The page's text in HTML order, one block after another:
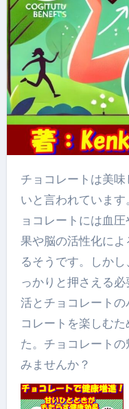
チョコレートは美味しいだけでなく、健康にも良
いと言われていま
ョコレートには血
果や脳の活性化に
るそうです。しか
っかりと押さえる
活とチョコレート
コレートを楽しむ
た。チョコレート
みませんか？